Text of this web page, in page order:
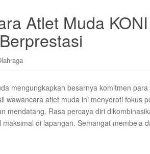
Atlet Muda
mengungkapkan besarnya komitmen
wawancara atlet muda ini menyoroti fokus
mendatang. Rasa percaya diri
maksimal di lapangan. Semangat